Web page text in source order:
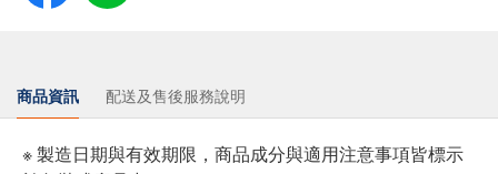
商品資訊 配送及售後服務說明
※ 製造日期與有效期限，商品成分與適用注意事項皆標示